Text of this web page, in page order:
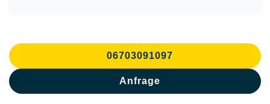
06703091097
Anfrage